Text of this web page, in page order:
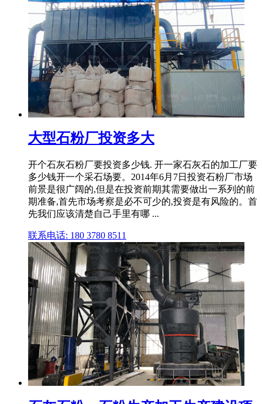
大型石粉厂投资多大
开个石灰石粉厂要投资多少钱. 开一家石灰石的加工厂要
多少钱开一个采石场要。2014年6月7日投资石粉厂市场
前景是很广阔的,但是在投资前期其需要做出一系列的前
期准备,首先市场考察是必不可少的,投资是有风险的。首
先我们应该清楚自己手里有哪 ...
联系电话: 180 3780 8511